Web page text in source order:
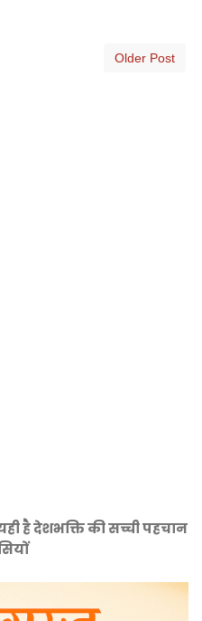
Older Post
है देशभक्ति की सच्ची पहचान